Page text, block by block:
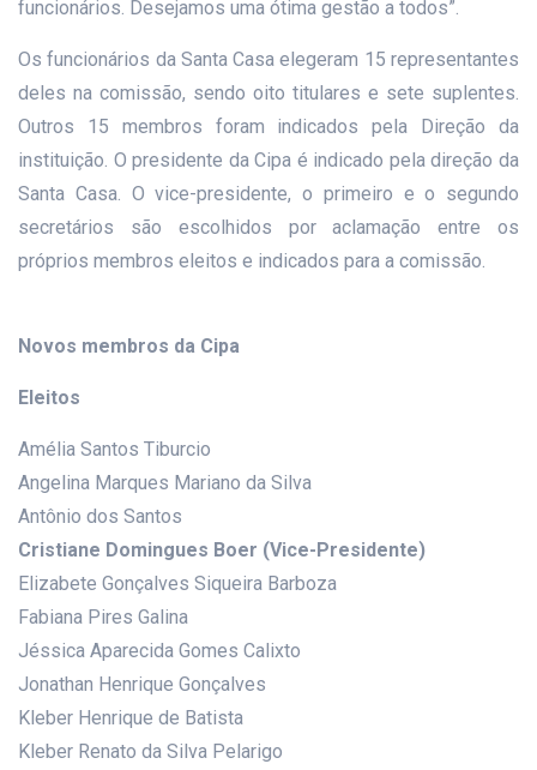
funcionários. Desejamos uma ótima gestão a todos”.
Os funcionários da Santa Casa elegeram 15 representantes
deles na comissão, sendo oito titulares e sete suplentes.
Outros 15 membros foram indicados pela Direção da
instituição. O presidente da Cipa é indicado pela direção da
Santa Casa. O vice-presidente, o primeiro e o segundo
secretários são escolhidos por aclamação entre os
próprios membros eleitos e indicados para a comissão.
Novos membros da Cipa
Eleitos
Amélia Santos Tiburcio
Angelina Marques Mariano da Silva
Antônio dos Santos
Cristiane Domingues Boer (Vice-Presidente)
Elizabete Gonçalves Siqueira Barboza
Fabiana Pires Galina
Jéssica Aparecida Gomes Calixto
Jonathan Henrique Gonçalves
Kleber Henrique de Batista
Kleber Renato da Silva Pelarigo